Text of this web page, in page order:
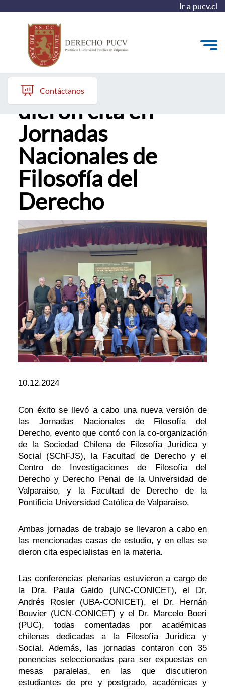
Ir a pucv.cl
Quiénes somos
Estudiantes y Admisión
Postgrados y Formación Continua
Investigación y Biblioteca
Vinculación con el Medio y Alumni
Contáctanos
Especialistas se
dieron cita en
Jornadas
Nacionales de
Filosofía del
Derecho
10.12.2024
Con éxito se llevó a cabo una nueva versión de
las Jornadas Nacionales de Filosofía del
Derecho, evento que contó con la co-organización
de la Sociedad Chilena de Filosofía Jurídica y
Social (SChFJS), la Facultad de Derecho y el
Centro de Investigaciones de Filosofía del
Derecho y Derecho Penal de la Universidad de
Valparaíso, y la Facultad de Derecho de la
Pontificia Universidad Católica de Valparaíso.
Ambas jornadas de trabajo se llevaron a cabo en
las mencionadas casas de estudio, y en ellas se
dieron cita especialistas en la materia.
Las conferencias plenarias estuvieron a cargo de
la Dra. Paula Gaido (UNC-CONICET), el Dr.
Andrés Rosler (UBA-CONICET), el Dr. Hernán
Bouvier (UCN-CONICET) y el Dr. Marcelo Boeri
(PUC), todas comentadas por académicas
chilenas dedicadas a la Filosofía Jurídica y
Social. Además, las jornadas contaron con 35
ponencias seleccionadas para ser expuestas en
mesas paralelas, en las que discutieron
estudiantes de pre y postgrado, académicas y